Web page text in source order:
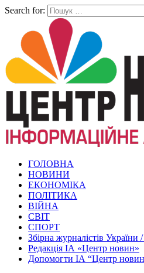
Search for:
ГОЛОВНА
НОВИНИ
ЕКОНОМІКА
ПОЛІТИКА
ВІЙНА
СВІТ
СПОРТ
Збірна журналістів України
Редакція ІА «Центр новин»
Допомогти ІА “Центр